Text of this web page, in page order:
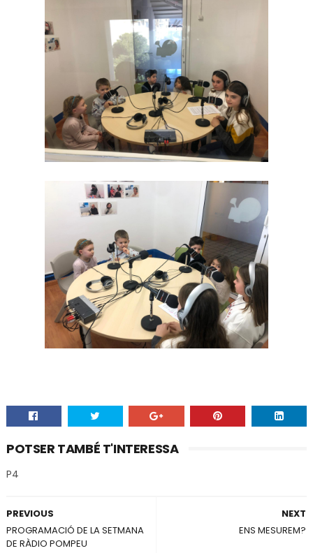
POTSER TAMBÉ T'INTERESSA
P4
NEXT
ENS MESUREM?
PREVIOUS
PROGRAMACIÓ DE LA SETMANA
DE RÀDIO POMPEU